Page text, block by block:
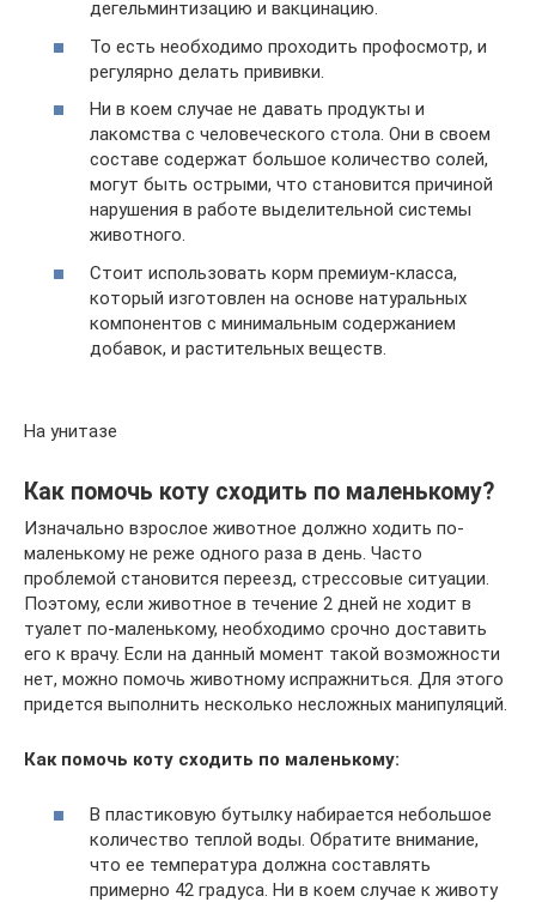
дегельминтизацию и вакцинацию.
То есть необходимо проходить профосмотр, и
регулярно делать прививки.
Ни в коем случае не давать продукты и
лакомства с человеческого стола. Они в своем
составе содержат большое количество солей,
могут быть острыми, что становится причиной
нарушения в работе выделительной системы
животного.
Стоит использовать корм премиум-класса,
который изготовлен на основе натуральных
компонентов с минимальным содержанием
добавок, и растительных веществ.
На унитазе
Как помочь коту сходить по маленькому?
Изначально взрослое животное должно ходить по-
маленькому не реже одного раза в день. Часто
проблемой становится переезд, стрессовые ситуации.
Поэтому, если животное в течение 2 дней не ходит в
туалет по-маленькому, необходимо срочно доставить
его к врачу. Если на данный момент такой возможности
нет, можно помочь животному испражниться. Для этого
придется выполнить несколько несложных манипуляций.
Как помочь коту сходить по маленькому:
В пластиковую бутылку набирается небольшое
количество теплой воды. Обратите внимание,
что ее температура должна составлять
примерно 42 градуса. Ни в коем случае к животу